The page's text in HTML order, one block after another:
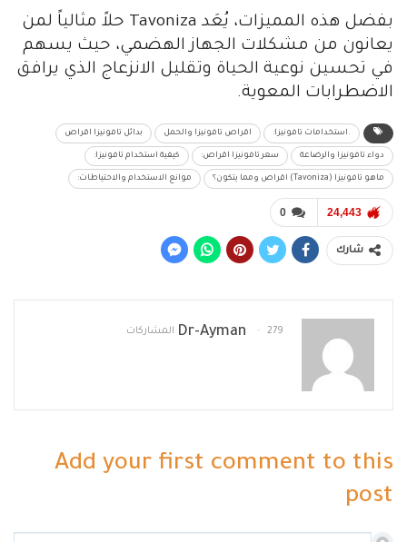
بفضل هذه المميزات، يُعَد Tavoniza حلاً مثالياً لمن
يعانون من مشكلات الجهاز الهضمي، حيث يسهم
في تحسين نوعية الحياة وتقليل الانزعاج الذي يرافق
الاضطرابات المعوية.
.استخدامات تافونيزا: اقراص تافونيزا والحمل بدائل تافونيزا اقراص
دواء تافونيزا والرضاعة سعر تافونيزا اقراص: كيفية استخدام تافونيزا:
ماهو تافونيزا (Tavoniza) اقراص ومما يتكون؟ موانع الاستخدام والاحتياطات:
0 24,443
شارك
Dr-Ayman 279 المشاركات
Add your first comment to this
post